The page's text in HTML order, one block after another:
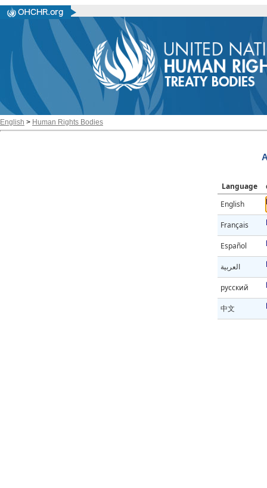
English > Human Rights Bodies
Language
English
Français
Español
العربية
русский
中文